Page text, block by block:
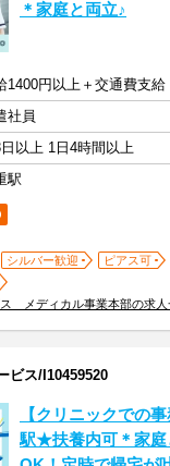
＊家庭と両立♪
1400円以上＋交通費支給
社員
以上 1日4時間以上
駅
シルバー歓迎 ピアス可
メディカル事業本部の求人
ビス/I10459520
【クリニックでの
駅★扶養内可＊家庭